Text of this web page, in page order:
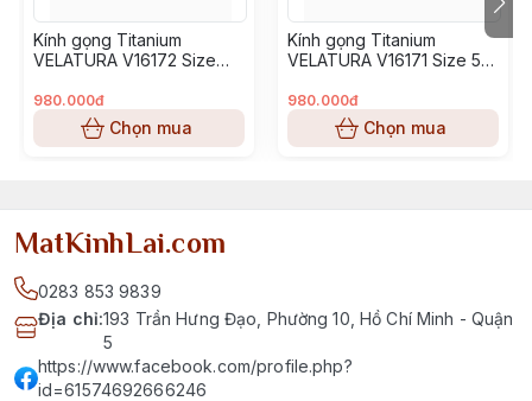
Kính gọng Titanium
VELATURA V16172 Size
980.000đ
Chọn mua
Kính gọng Titanium
VELATURA V16171 Size 53-
980.000đ
Chọn mua
MatKinhLai.com
0283 853 9839
Địa chỉ:193 Trần Hưng Đạo, Phường 10, Hồ Chí Minh - Quận
5
https://www.facebook.com/profile.php?
id=61574692666246